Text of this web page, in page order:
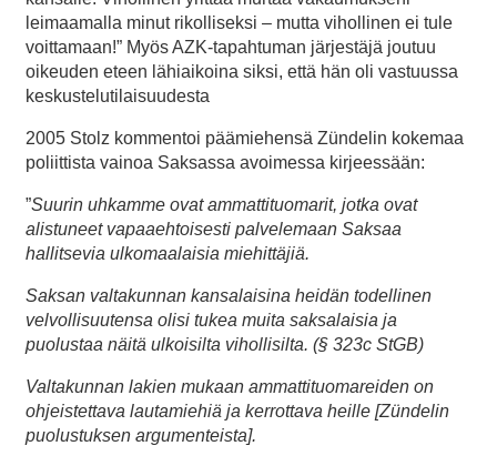
leimaamalla minut rikolliseksi – mutta vihollinen ei tule
voittamaan!” Myös AZK-tapahtuman järjestäjä joutuu
oikeuden eteen lähiaikoina siksi, että hän oli vastuussa
keskustelutilaisuudesta
2005 Stolz kommentoi päämiehensä Zündelin kokemaa
poliittista vainoa Saksassa avoimessa kirjeessään:
”Suurin uhkamme ovat ammattituomarit, jotka ovat
alistuneet vapaaehtoisesti palvelemaan Saksaa
hallitsevia ulkomaalaisia miehittäjiä.
Saksan valtakunnan kansalaisina heidän todellinen
velvollisuutensa olisi tukea muita saksalaisia ja
puolustaa näitä ulkoisilta vihollisilta. (§ 323c StGB)
Valtakunnan lakien mukaan ammattituomareiden on
ohjeistettava lautamiehiä ja kerrottava heille [Zündelin
puolustuksen argumenteista].